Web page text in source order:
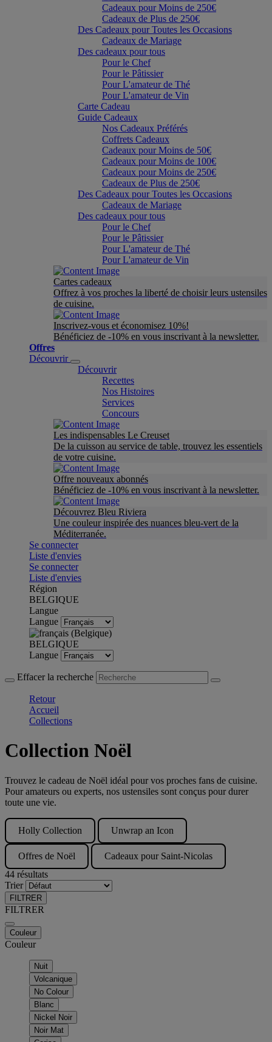
Cadeaux pour Moins de 250€
Cadeaux de Plus de 250€
Des Cadeaux pour Toutes les Occasions
Cadeaux de Mariage
Des cadeaux pour tous
Pour le Chef
Pour le Pâtissier
Pour L'amateur de Thé
Pour L'amateur de Vin
Carte Cadeau
Guide Cadeaux
Nos Cadeaux Préférés
Coffrets Cadeaux
Cadeaux pour Moins de 50€
Cadeaux pour Moins de 100€
Cadeaux pour Moins de 250€
Cadeaux de Plus de 250€
Des Cadeaux pour Toutes les Occasions
Cadeaux de Mariage
Des cadeaux pour tous
Pour le Chef
Pour le Pâtissier
Pour L'amateur de Thé
Pour L'amateur de Vin
Cartes cadeaux
Offrez à vos proches la liberté de choisir leurs ustensiles
de cuisine.
Inscrivez-vous et économisez 10%!
Bénéficiez de -10% en vous inscrivant à la newsletter.
Offres
Découvrir
Découvrir
Recettes
Nos Histoires
Services
Concours
Les indispensables Le Creuset
De la cuisson au service de table, trouvez les essentiels
de votre cuisine.
Offre nouveaux abonnés
Bénéficiez de -10% en vous inscrivant à la newsletter.
Découvrez Bleu Riviera
Une couleur inspirée des nuances bleu-vert de la
Méditerranée.
Se connecter
Liste d'envies
Se connecter
Liste d'envies
Région
BELGIQUE
Langue
Langue
BELGIQUE
Langue
Effacer la recherche
Retour
Accueil
Collections
Collection Noël
Trouvez le cadeau de Noël idéal pour vos proches fans de cuisine.
Pour amateurs ou experts, nos ustensiles sont conçus pour durer
toute une vie.
Holly Collection Unwrap an Icon
Offres de Noël
Cadeaux pour Saint-Nicolas
44 résultats
Trier
FILTRER
FILTRER
Couleur
Couleur
Nuit
Volcanique
No Colour
Blanc
Nickel Noir
Noir Mat